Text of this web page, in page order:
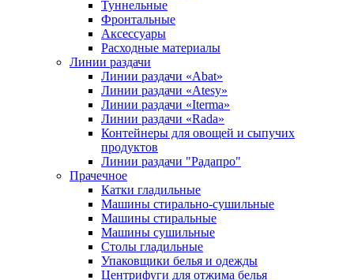
Туннельные
Фронтальные
Аксессуары
Расходные материалы
Линии раздачи
Линии раздачи «Abat»
Линии раздачи «Atesy»
Линии раздачи «Iterma»
Линии раздачи «Rada»
Контейнеры для овощей и сыпучих
продуктов
Линии раздачи "Радапро"
Прачечное
Катки гладильные
Машины стирально-сушильные
Машины стиральные
Машины сушильные
Столы гладильные
Упаковщики белья и одежды
Центрифуги для отжима белья